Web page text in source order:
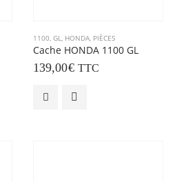
1100, GL, HONDA, PIÈCES
Cache HONDA 1100 GL
139,00€ TTC